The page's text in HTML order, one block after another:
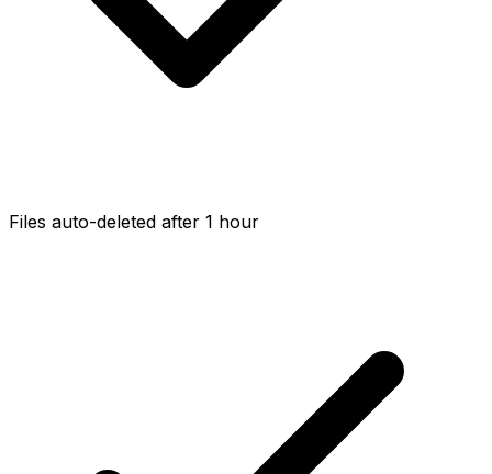
Files auto-deleted after 1 hour